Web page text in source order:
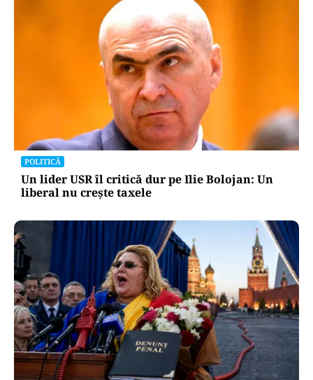
POLITICĂ
Un lider USR îl critică dur pe Ilie Bolojan: Un
liberal nu crește taxele